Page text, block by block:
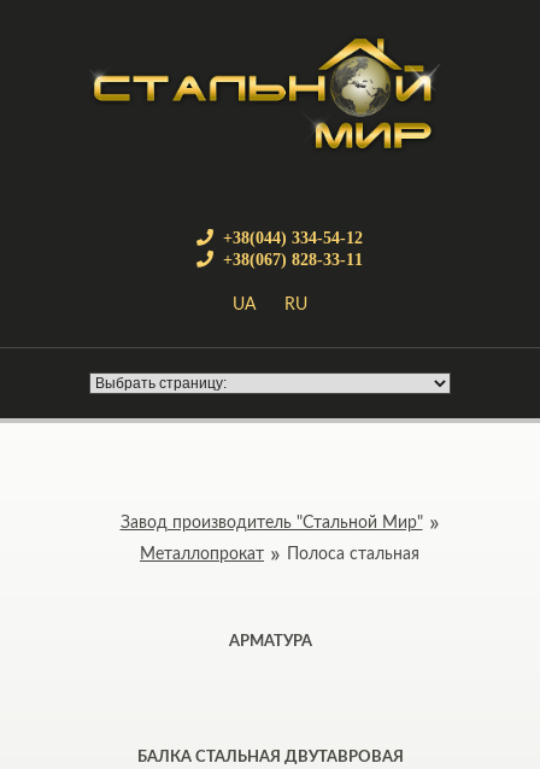
+38(044) 334-54-12
+38(067) 828-33-11
UA RU
Завод производитель "Стальной Мир"
Металлопрокат
Полоса стальная
АРМАТУРА
БАЛКА СТАЛЬНАЯ ДВУТАВРОВАЯ